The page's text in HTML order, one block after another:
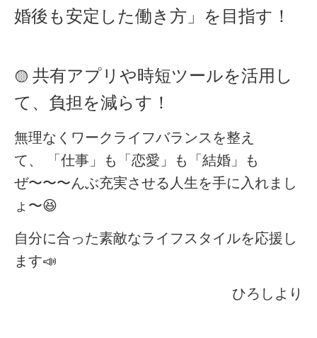
婚後も安定した働き方」を目指す！
🟡 共有アプリや時短ツールを活用し
て、負担を減らす！
無理なくワークライフバランスを整え
て、
「仕事」も「恋愛」も「結婚」も
ぜ〜〜〜んぶ充実させる人生を手に入れまし
ょ〜😆
自分に合った素敵なライフスタイルを応援し
ます📣
ひろしより